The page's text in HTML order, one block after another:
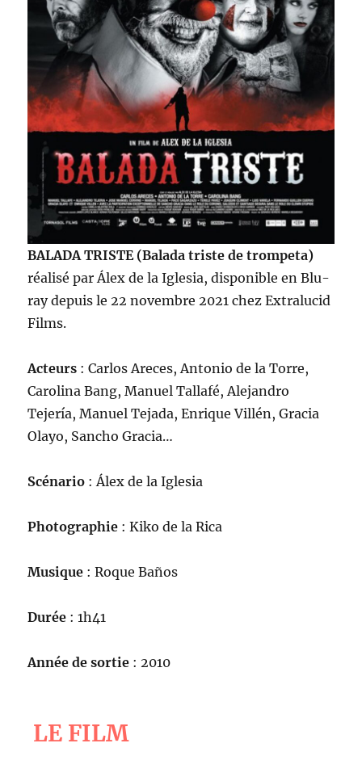
BALADA TRISTE (Balada triste de trompeta)
réalisé par Álex de la Iglesia, disponible en Blu-
ray depuis le 22 novembre 2021 chez Extralucid
Films.
Acteurs : Carlos Areces, Antonio de la Torre,
Carolina Bang, Manuel Tallafé, Alejandro
Tejería, Manuel Tejada, Enrique Villén, Gracia
Olayo, Sancho Gracia…
Scénario : Álex de la Iglesia
Photographie : Kiko de la Rica
Musique : Roque Baños
Durée : 1h41
Année de sortie : 2010
LE FILM